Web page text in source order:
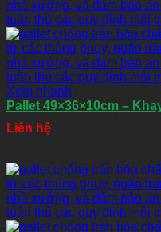
Xem nhanh
Pallet 49×36×10cm –
Liên hệ